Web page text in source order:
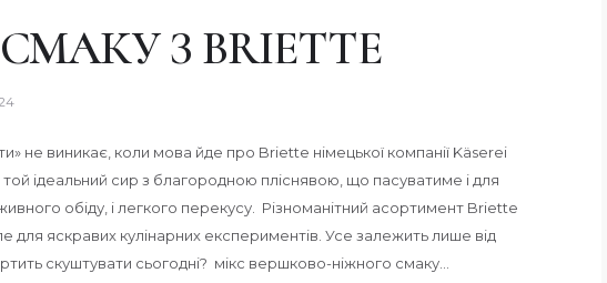
З BRIETTE
не виникає, коли мова йде про Briette німецької компанії Käserei
ідеальний сир з благородною пліснявою, що пасуватиме і для
обіду, і легкого перекусу. Різноманітний асортимент Briette
для яскравих кулінарних експериментів. Усе залежить лише від
скуштувати сьогодні? мікс вершково-ніжного смаку…